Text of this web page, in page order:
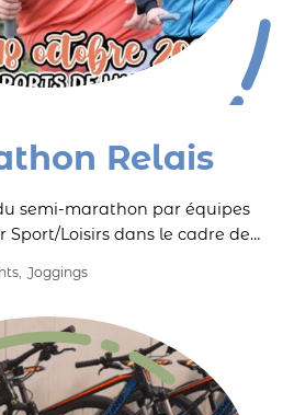
Relais
semi-marathon par équipes
Sport/Loisirs dans le cadre de
» du projet Interreg « Ardenne
, Joggings